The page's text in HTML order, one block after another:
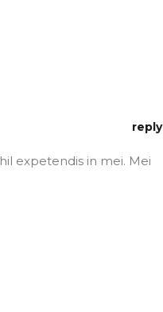
reply
expetendis in mei. Mei